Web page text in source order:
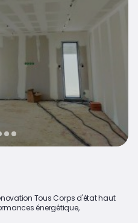
Tous Corps d'état haut
énergétique,